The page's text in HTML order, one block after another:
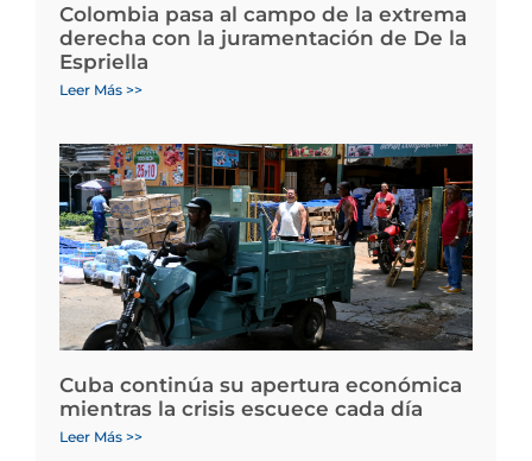
Colombia pasa al campo de la extrema
derecha con la juramentación de De la
Espriella
Leer Más >>
Cuba continúa su apertura económica
mientras la crisis escuece cada día
Leer Más >>